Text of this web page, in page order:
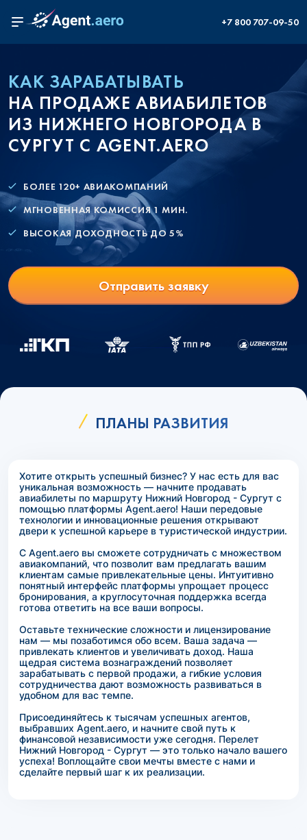
+7 800 707-09-50
КАК ЗАРАБАТЫВАТЬ
НА ПРОДАЖЕ АВИАБИЛЕТОВ
ИЗ НИЖНЕГО НОВГОРОДА В
СУРГУТ С AGENT.AERO
БОЛЕЕ 120+ АВИАКОМПАНИЙ
МГНОВЕННАЯ КОМИССИЯ 1 МИН.
ВЫСОКАЯ ДОХОДНОСТЬ ДО 5%
Отправить заявку
ПЛАНЫ РАЗВИТИЯ
Хотите открыть успешный бизнес? У нас есть для вас
уникальная возможность — начните продавать
авиабилеты по маршруту Нижний Новгород - Сургут с
помощью платформы Agent.aero! Наши передовые
технологии и инновационные решения открывают
двери к успешной карьере в туристической индустрии.
С Agent.aero вы сможете сотрудничать с множеством
авиакомпаний, что позволит вам предлагать вашим
клиентам самые привлекательные цены. Интуитивно
понятный интерфейс платформы упрощает процесс
бронирования, а круглосуточная поддержка всегда
готова ответить на все ваши вопросы.
Оставьте технические сложности и лицензирование
нам — мы позаботимся обо всем. Ваша задача —
привлекать клиентов и увеличивать доход. Наша
щедрая система вознаграждений позволяет
зарабатывать с первой продажи, а гибкие условия
сотрудничества дают возможность развиваться в
удобном для вас темпе.
Присоединяйтесь к тысячам успешных агентов,
выбравших Agent.aero, и начните свой путь к
финансовой независимости уже сегодня. Перелет
Нижний Новгород - Сургут — это только начало вашего
успеха! Воплощайте свои мечты вместе с нами и
сделайте первый шаг к их реализации.